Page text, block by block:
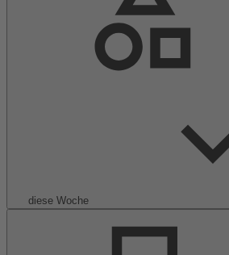
diese Woche